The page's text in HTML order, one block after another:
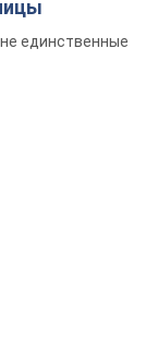
единственные